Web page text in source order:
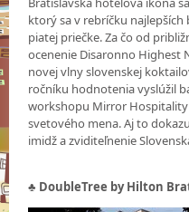
ktorý sa v rebríčku
piatej priečke. Za čo od
ocenenie Disaronno Highest
novej vlny slovenskej
ročníku hodnotenia vyslúžil
workshopu Mirror Hospitality
svetového mena. Aj to
imidž a zviditeľnenie
♣ DoubleTree by Hilton